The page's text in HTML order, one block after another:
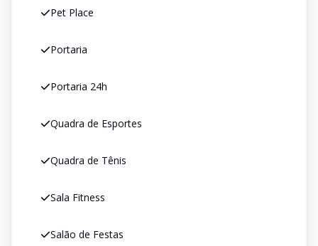
Pet Place
Portaria
Portaria 24h
Quadra de Esportes
Quadra de Tênis
Sala Fitness
Salão de Festas